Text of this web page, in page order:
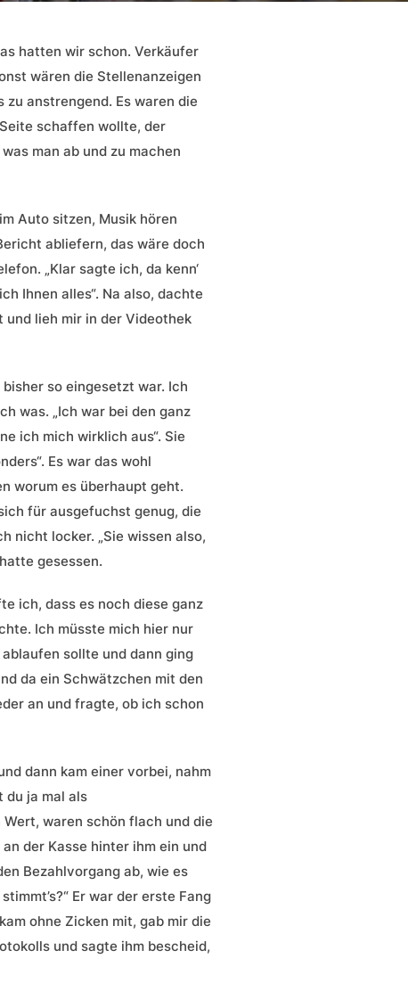
hatten wir schon. Verkäufer
wären die Stellenanzeigen
anstrengend. Es waren die
schaffen wollte, der
man ab und zu machen
Auto sitzen, Musik hören
abliefern, das wäre doch
„Klar sagte ich, da kenn‘
Ihnen alles“. Na also, dachte
und lieh mir in der Videothek
so eingesetzt war. Ich
was. „Ich war bei den ganz
ich mich wirklich aus“. Sie
Es war das wohl
worum es überhaupt geht.
für ausgefuchst genug, die
nicht locker. „Sie wissen also,
gesessen.
ich, dass es noch diese ganz
Ich müsste mich hier nur
sollte und dann ging
da ein Schwätzchen mit den
an und fragte, ob ich schon
dann kam einer vorbei, nahm
du ja mal als
waren schön flach und die
der Kasse hinter ihm ein und
Bezahlvorgang ab, wie es
Er war der erste Fang
ohne Zicken mit, gab mir die
und sagte ihm bescheid,